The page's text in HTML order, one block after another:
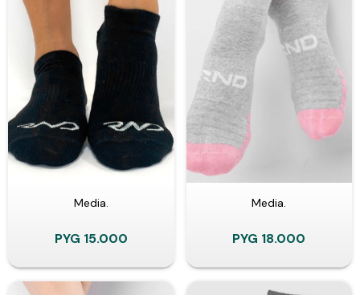
Media.
PYG 15.000
Media.
PYG 18.000